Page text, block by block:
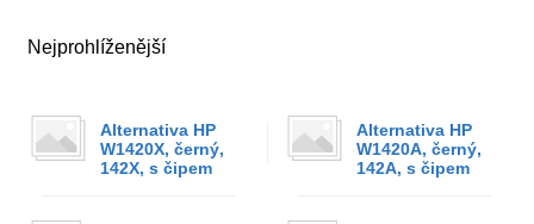
Nejprohlíženější
Alternativa HP
W1420X, černý,
142X, s čipem
Alternativa HP
W1420A, černý,
142A, s čipem